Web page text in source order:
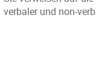
verbaler und non-